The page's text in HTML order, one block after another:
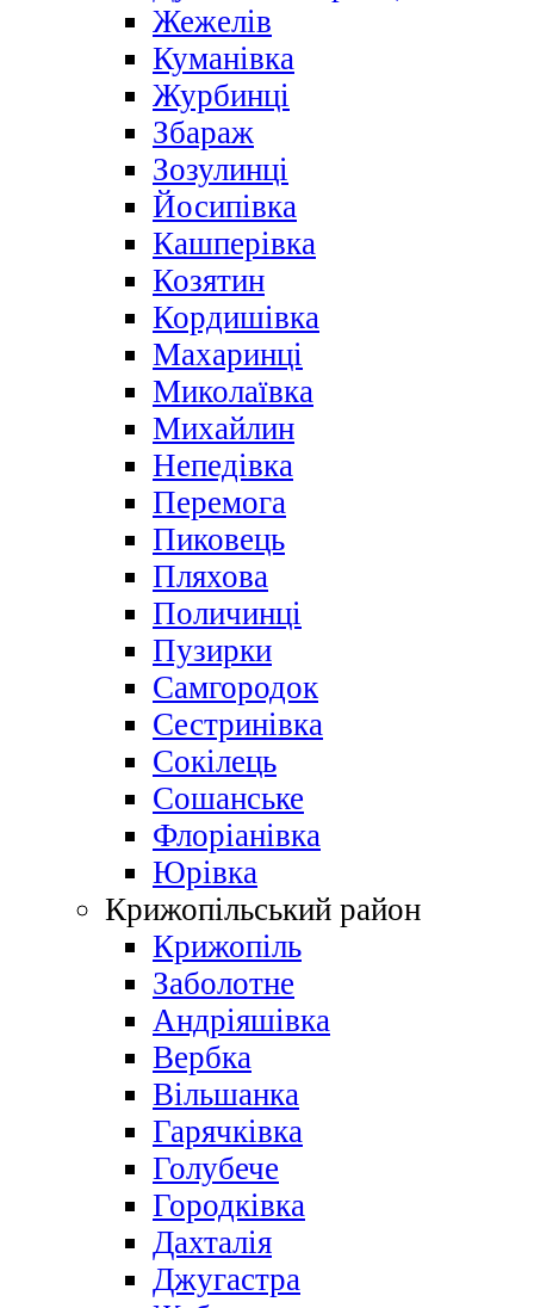
Жежелів
Куманівка
Журбинці
Збараж
Зозулинці
Йосипівка
Кашперівка
Козятин
Кордишівка
Махаринці
Миколаївка
Михайлин
Непедівка
Перемога
Пиковець
Пляхова
Поличинці
Пузирки
Самгородок
Сестринівка
Сокілець
Сошанське
Флоріанівка
Юрівка
Крижопільський район
Крижопіль
Заболотне
Андріяшівка
Вербка
Вільшанка
Гарячківка
Голубече
Городківка
Дахталія
Джугастра